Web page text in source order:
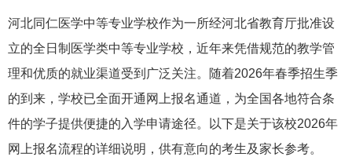
河北同仁医学中等专业学校作为一所经河北省教育厅批准设
立的全日制医学类中等专业学校，近年来凭借规范的教学管
理和优质的就业渠道受到广泛关注。随着2026年春季招生季
的到来，学校已全面开通网上报名通道，为全国各地符合条
件的学子提供便捷的入学申请途径。以下是关于该校2026年
网上报名流程的详细说明，供有意向的考生及家长参考。